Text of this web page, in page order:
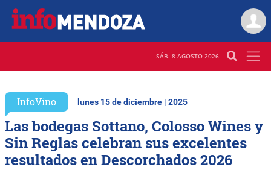
SÁB. 8 AGOSTO 2026
InfoVino lunes 15 de diciembre | 2025
Las bodegas Sottano, Colosso Wines y
Sin Reglas celebran sus excelentes
resultados en Descorchados 2026